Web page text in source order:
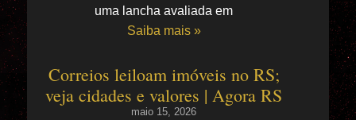
uma lancha avaliada em
Saiba mais »
Correios leiloam imóveis no RS;
veja cidades e valores | Agora RS
maio 15, 2026